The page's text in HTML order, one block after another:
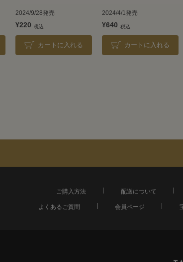
2024/9/28発売
¥220
カートに入れる
2024/4/1発売
¥640
カートに入れる
ご購入方法 配送について
よくあるご質問
会員ページ